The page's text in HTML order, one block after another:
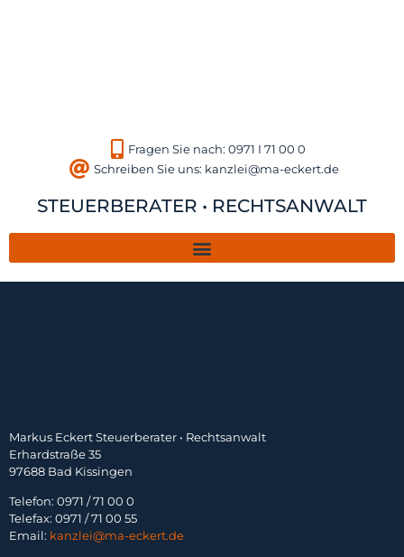
Fragen Sie nach: 0971 I 71 00 0
Schreiben Sie uns: kanzlei@ma-eckert.de
STEUERBERATER • RECHTSANWALT
Markus Eckert Steuerberater • Rechtsanwalt
Erhardstraße 35
97688 Bad Kissingen
Telefon: 0971 / 71 00 0
Telefax: 0971 / 71 00 55
Email: kanzlei@ma-eckert.de